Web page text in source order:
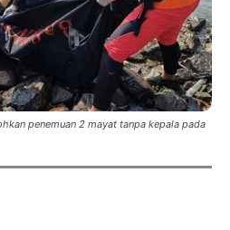
penemuan 2 mayat tanpa kepala pada